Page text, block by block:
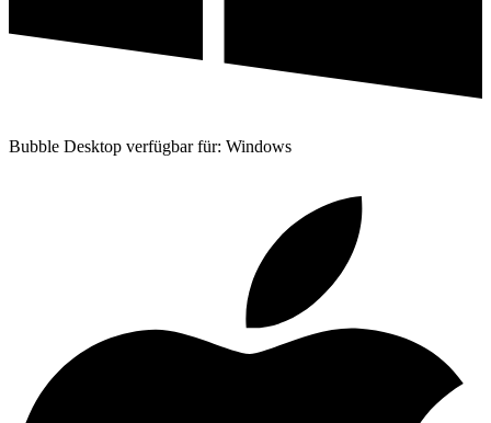
Bubble Desktop verfügbar für: Windows